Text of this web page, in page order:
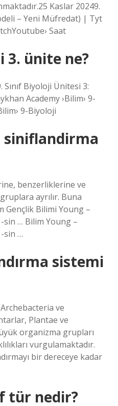
Kaslar 20249.
– Yeni Müfredat) | Tyt
Saat
3. ünite ne?
Sınıf Biyoloji Ünitesi 3:
Academy ›Bilim› 9-
9-Biyoloji
siniflandirma
benzerliklerine ve
ayrılır. Buna
Gençlik Bilimi Young –
sin … Bilim Young –
sin …
sistemi
ve
Plantae ve
organizma grupları
vurgulamaktadır.
bir dereceye kadar
tür nedir?